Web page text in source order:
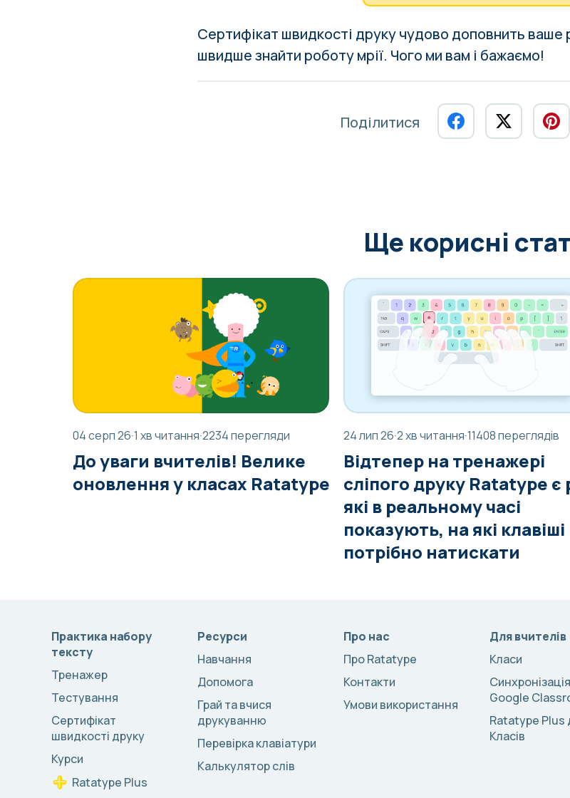
Сертифікат швидкості друку чудово доповнить
швидше знайти роботу мрії. Чого ми вам і бажаємо!
Поділитися
Ще корисні
04 серп 26·1 хв читання·2234 перегляди
До уваги вчителів! Велике
оновлення у класах Ratatype
24 лип 26·2 хв читання·11408 переглядів
Відтепер на тренажері
сліпого друку Ratatype є
які в реальному часі
показують, на які клавіші
потрібно натискати
Практика набору
тексту
Тренажер
Тестування
Сертифікат
швидкості друку
Курси
Ratatype Plus
Ресурси
Навчання
Допомога
Грай та вчися
друкуванню
Перевірка клавіатури
Калькулятор слів
Про нас
Про Ratatype
Контакти
Умови використання
Для вчителів
Класи
Google
Ratatype Plus
Класів